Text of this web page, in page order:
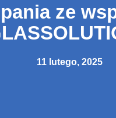
ze
11 lutego, 2025